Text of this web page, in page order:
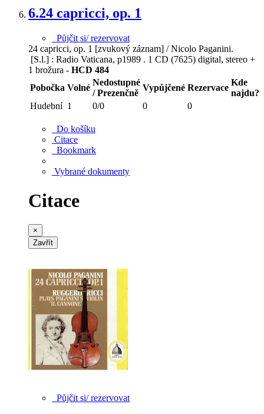
6.24 capricci, op. 1
Půjčit si/ rezervovat
24 capricci, op. 1 [zvukový záznam] / Nicolo Paganini.
[S.l.] : Radio Vaticana, p1989 . 1 CD (7625) digital, stereo +
1 brožura - HCD 484
Pobočka Volné
Nedostupné
/ Prezenčně
Vypůjčené Rezervace
Kde
najdu?
Hudební 1 0/0 0 0
Do košíku
Citace
Bookmark
Vybrané dokumenty
Citace
×
Zavřít
Půjčit si/ rezervovat